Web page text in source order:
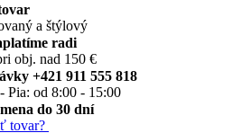
a štýlový
radi
obj. nad 150 €
+421 911 555 818
Pia: od 8:00 - 15:00
do 30 dní
tovar?